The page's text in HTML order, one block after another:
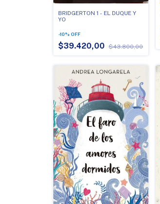
BRIDGERTON 1 - EL DUQUE Y
YO
-10% OFF
$39.420,00 $43.800,00